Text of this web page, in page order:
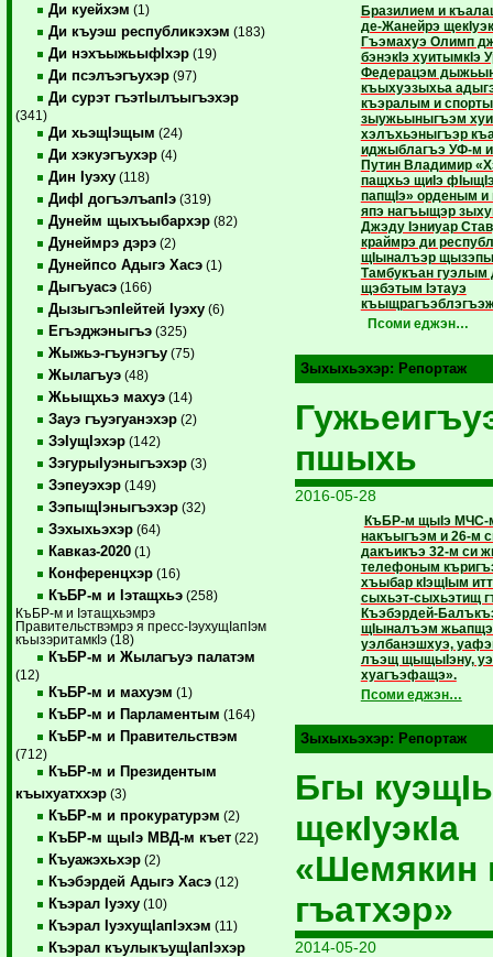
Ди куейхэм (1)
Ди къуэш республикэхэм (183)
Ди нэхъыжьыфIхэр (19)
Ди псэлъэгъухэр (97)
Ди сурэт гъэтIылъыгъэхэр
(341)
Ди хьэщIэщым (24)
Ди хэкуэгъухэр (4)
Дин Iуэху (118)
ДифI догъэлъапIэ (319)
Дунейм щыхъыбархэр (82)
Дунеймрэ дэрэ (2)
Дунейпсо Адыгэ Хасэ (1)
Дыгъуасэ (166)
ДызыгъэпIейтей Iуэху (6)
Егъэджэныгъэ (325)
Жыжьэ-гъунэгъу (75)
Жылагъуэ (48)
Жьыщхьэ махуэ (14)
Зауэ гъуэгуанэхэр (2)
ЗэIущIэхэр (142)
ЗэгурыIуэныгъэхэр (3)
Зэпеуэхэр (149)
ЗэпыщIэныгъэхэр (32)
Зэхыхьэхэр (64)
Кавказ-2020 (1)
Конференцхэр (16)
КъБР-м и Iэтащхьэ (258)
КъБР-м и Iэтащхьэмрэ
Правительствэмрэ я пресс-IэухущIапIэм
къызэритамкIэ (18)
КъБР-м и Жылагъуэ палатэм
(12)
КъБР-м и махуэм (1)
КъБР-м и Парламентым (164)
КъБР-м и Правительствэм
(712)
КъБР-м и Президентым
къыхуатххэр (3)
КъБР-м и прокуратурэм (2)
КъБР-м щыIэ МВД-м къет (22)
Къуажэхьхэр (2)
Къэбэрдей Адыгэ Хасэ (12)
Къэрал Iуэху (10)
Къэрал IуэхущIапIэхэм (11)
Къэрал къулыкъущIапIэхэр
Бразилием и
де-Жанейрэ
Гъэмахуэ Олимп
бэнэкIэ хуитымкIэ
Федерацэм
къыхуэзыхьа
къэралым и
зыужьыныгъэм
хэлъхьэныгъэр
иджыблагъэ УФ-м и
Путин Владимир
пащхьэ щиIэ
папщIэ» орденым
япэ нагъыщэр
Джэду Iэниуар
краймрэ ди
щIыналъэр
Тамбукъан гуэлым
щэбэтым Iэтауэ
Псоми еджэн…
Зыхыхьэхэр: Репортаж
пшыхь
2016-05-28
КъБР-м щыIэ МЧС-
накъыгъэм и 26-м
дакъикъэ 32-м си
телефоным
хъыбар кIэщIым
сыхьэт-сыхьэтищ
Къэбэрдей-
щIыналъэм жьапщэ
уэлбанэшхуэ,
лъэщ щыщыIэну,
хуагъэфащэ».
Псоми еджэн…
Зыхыхьэхэр: Репортаж
Бгы
щекIуэкIа
«Шемякин
гъатхэр»
2014-05-20